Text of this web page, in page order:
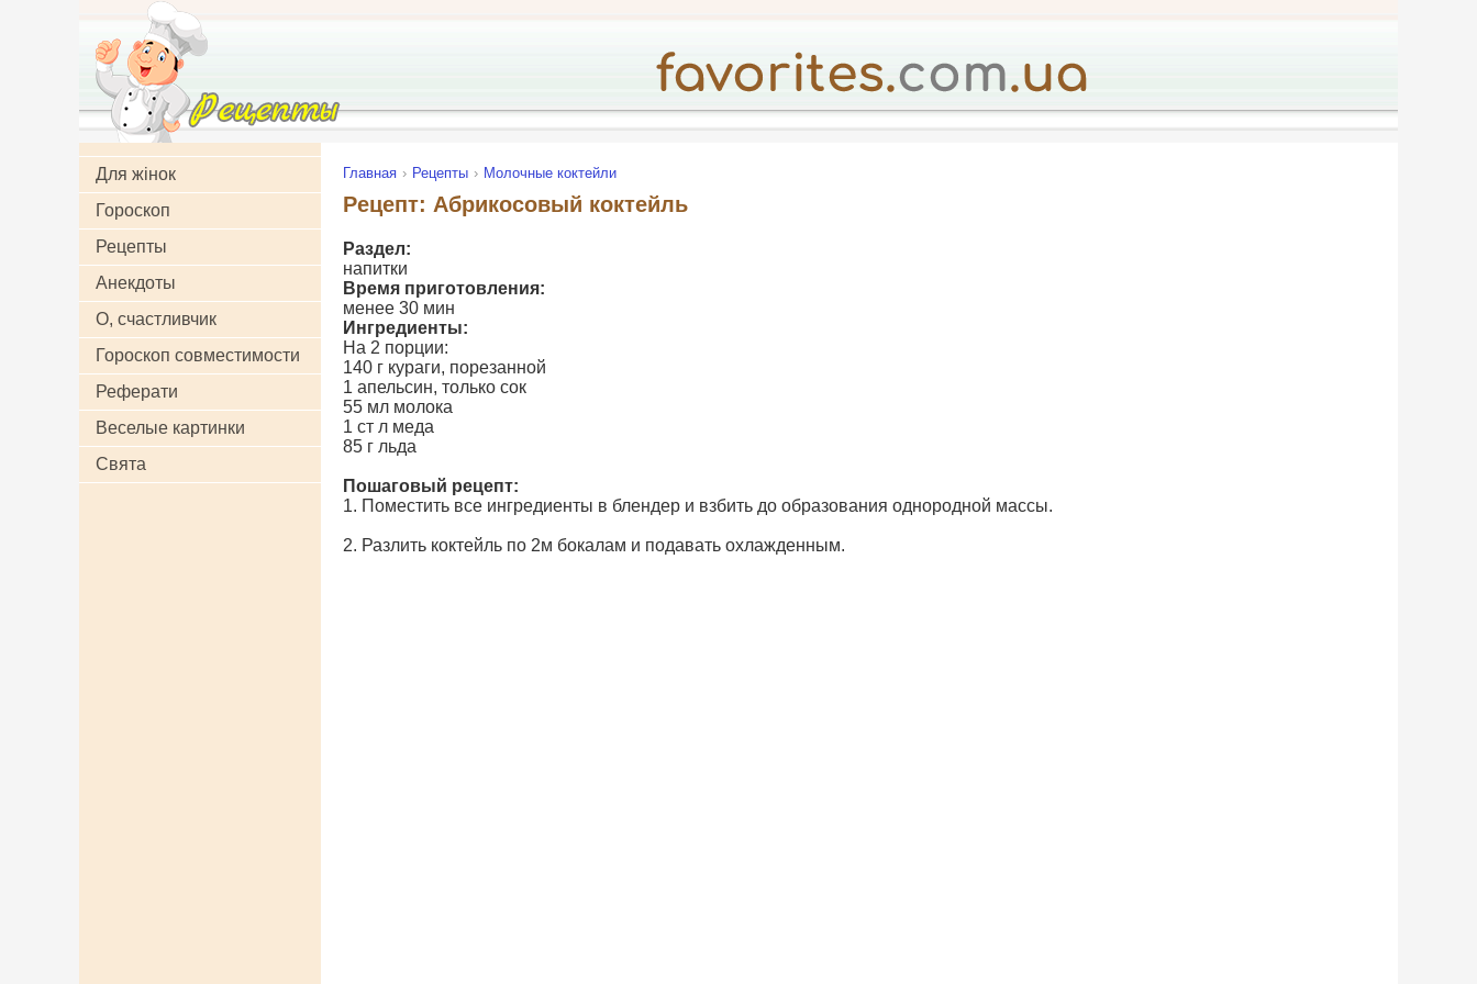
Для жінок
Гороскоп
Рецепты
Анекдоты
О, счастливчик
Гороскоп совместимости
Реферати
Веселые картинки
Свята
Главная Рецепты Молочные коктейли
Рецепт: Абрикосовый коктейль
Раздел:
напитки
Время приготовления:
менее 30 мин
Ингредиенты:
На 2 порции:
140 г кураги, порезанной
1 апельсин, только сок
55 мл молока
1 ст л меда
85 г льда
Пошаговый рецепт:
1. Поместить все ингредиенты в блендер и взбить до образования однородной массы.
2. Разлить коктейль по 2м бокалам и подавать охлажденным.